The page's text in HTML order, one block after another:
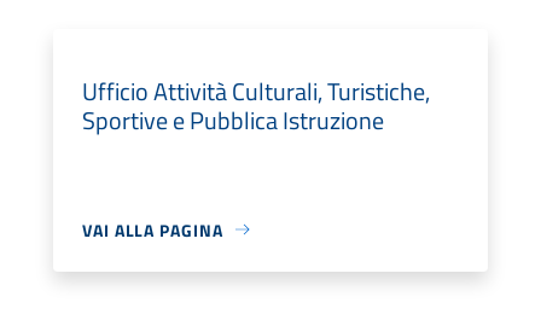
Ufficio Attività Culturali, Turistiche,
Sportive e Pubblica Istruzione
VAI ALLA PAGINA